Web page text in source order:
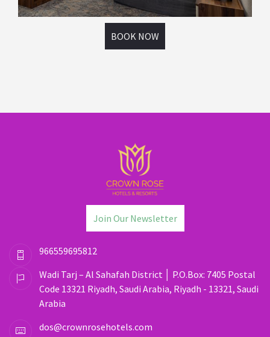
BOOK NOW
Join Our Newsletter
966559695812
Wadi Tarj – Al Sahafah District │ P.O.Box: 7405 Postal
Code 13321 Riyadh, Saudi Arabia, Riyadh - 13321, Saudi
Arabia
dos@crownrosehotels.com